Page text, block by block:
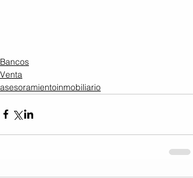
Bancos
Venta
asesoramientoinmobiliario